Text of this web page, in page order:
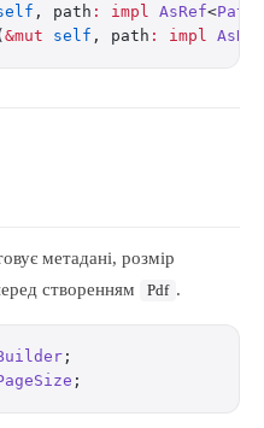
, path : impl AsRef<Path
&mut self , path : impl AsRef
метадані, розмір
створенням
Pdf .
;
;